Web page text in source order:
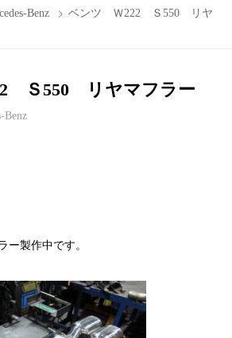
Benz
ベンツ Ｗ222 Ｓ550 リヤ
Ｓ550 リヤマフラー
Benz
ー製作中です。